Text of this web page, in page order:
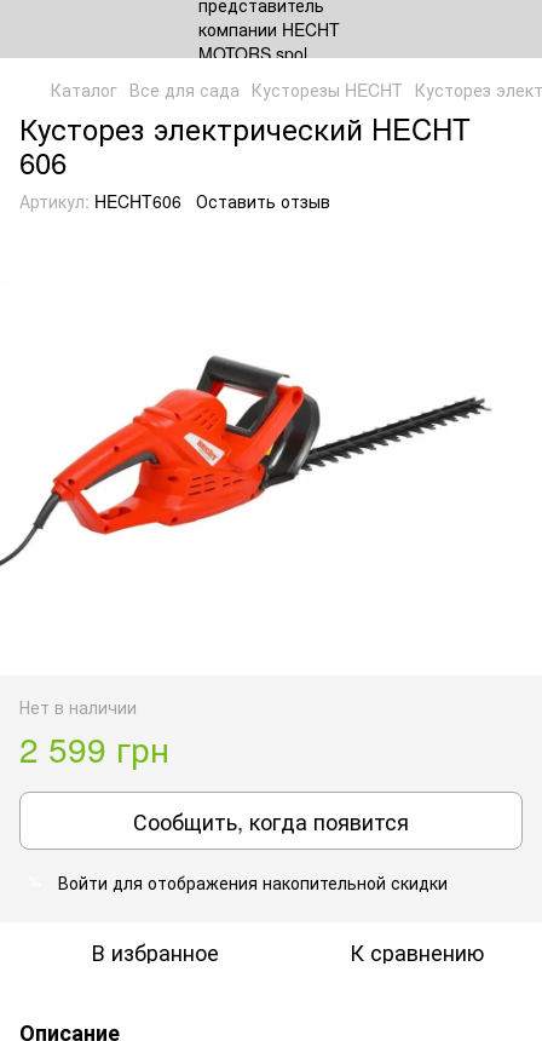
Каталог Все для сада Кусторезы HECHT Кусторез
Кусторез электрический HECHT
606
Артикул: HECHT606 Оставить отзыв
Нет в наличии
2 599 грн
Сообщить, когда появится
Войти для отображения накопительной скидки
В избранное К сравнению
Описание